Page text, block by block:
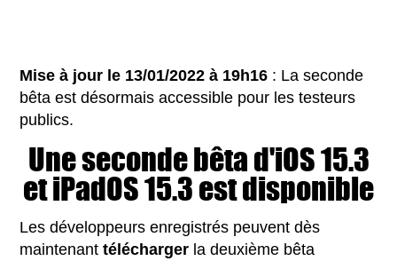
Mise à jour le 13/01/2022 à 19h16 : La seconde
bêta est désormais accessible pour les testeurs
publics.
Une seconde bêta d'iOS 15.3
et iPadOS 15.3 est disponible
Les développeurs enregistrés peuvent dès
maintenanttélécharger la deuxième bêta